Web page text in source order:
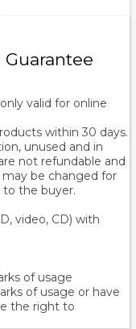
Guarantee
valid for online
within 30 days.
unused and in
not refundable and
be changed for
the buyer.
video, CD) with
of usage
of usage or have
the right to